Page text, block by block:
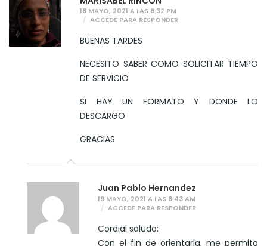
18 MAYO, 2021 A LAS 8:32 PM
ACCEDE PARA RESPONDER
BUENAS TARDES
NECESITO SABER COMO SOLICITAR TIEMPO
DE SERVICIO
SI HAY UN FORMATO Y DONDE LO
DESCARGO
GRACIAS
Juan Pablo Hernandez
19 MAYO, 2021 A LAS 8:43 AM
ACCEDE PARA RESPONDER
Cordial saludo:
Con el fin de orientarla, me permito